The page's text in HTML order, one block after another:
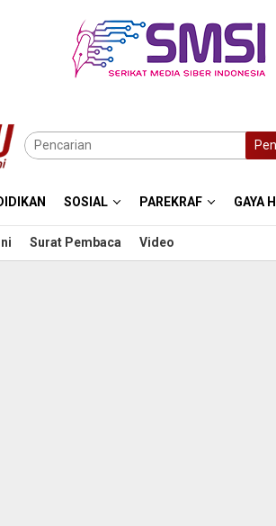
SOSIAL PAREKRAF GAYA
Surat Pembaca Video